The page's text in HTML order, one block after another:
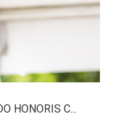
HONORIS C...